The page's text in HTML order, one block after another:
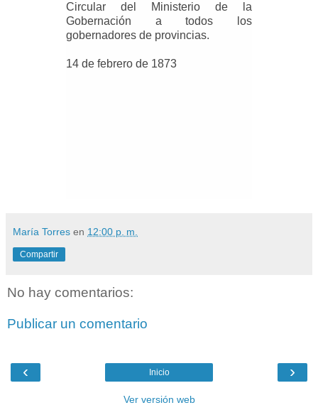
Circular del Ministerio de la
Gobernación a todos los
gobernadores de provincias.
14 de febrero de 1873
María Torres en 12:00 p. m.
Compartir
No hay comentarios:
Publicar un comentario
‹ ›
Inicio
Ver versión web